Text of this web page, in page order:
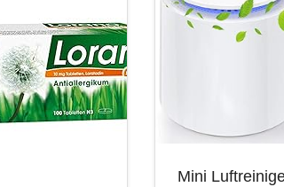
Mini